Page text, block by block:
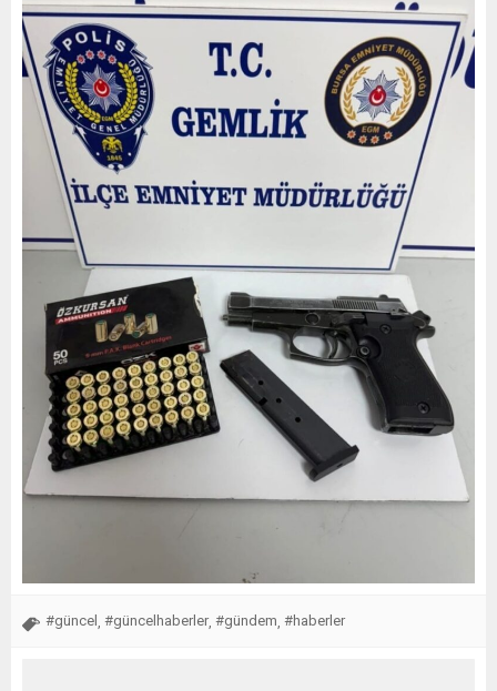
#güncel , #güncelhaberler, #gündem, #haberler